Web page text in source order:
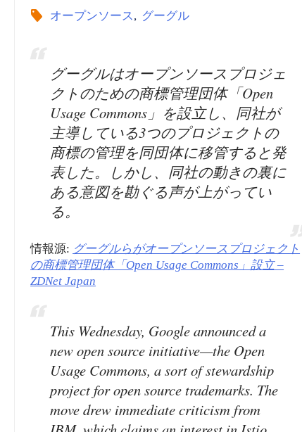
オープンソース, グーグル
グーグルはオープンソースプロジェ
クトのための商標管理団体「Open
Usage Commons」を設立し、同社が
主導している3つのプロジェクトの
商標の管理を同団体に移管すると発
表した。しかし、同社の動きの裏に
ある意図を勘ぐる声が上がってい
る。
情報源: グーグルらがオープンソースプロジェクト
の商標管理団体「Open Usage Commons」設立 –
ZDNet Japan
This Wednesday, Google announced a
new open source initiative—the Open
Usage Commons, a sort of stewardship
project for open source trademarks. The
move drew immediate criticism from